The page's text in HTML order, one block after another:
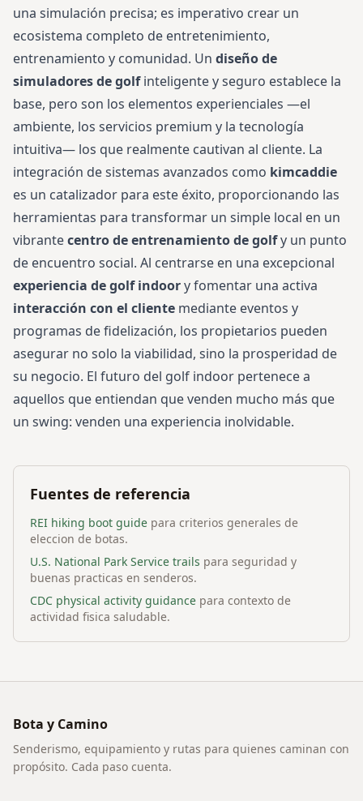
una simulación precisa; es imperativo crear un
ecosistema completo de entretenimiento,
entrenamiento y comunidad. Un diseño de
simuladores de golfinteligente y seguro establece la
base, pero son los elementos experienciales —el
ambiente, los servicios premium y la tecnología
intuitiva— los que realmente cautivan al cliente. La
integración de sistemas avanzados como kimcaddie
es un catalizador para este éxito, proporcionando las
herramientas para transformar un simple local en un
vibrantecentro de entrenamiento de golfy un punto
de encuentro social. Al centrarse en una excepcional
experiencia de golf indoory fomentar una activa
interacción con el cliente mediante eventos y
programas de fidelización, los propietarios pueden
asegurar no solo la viabilidad, sino la prosperidad de
su negocio. El futuro del golf indoor pertenece a
aquellos que entiendan que venden mucho más que
un swing: venden una experiencia inolvidable.
Fuentes de referencia
REI hiking boot guide para criterios generales de
eleccion de botas.
U.S. National Park Service trails para seguridad y
buenas practicas en senderos.
CDC physical activity guidance para contexto de
actividad fisica saludable.
Bota y Camino
Senderismo, equipamiento y rutas para quienes caminan con
propósito. Cada paso cuenta.